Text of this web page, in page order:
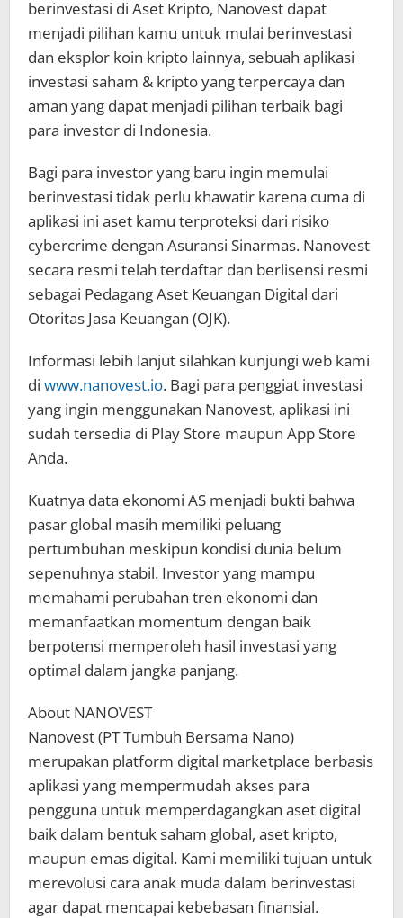
berinvestasi di Aset Kripto, Nanovest dapat
menjadi pilihan kamu untuk mulai berinvestasi
dan eksplor koin kripto lainnya, sebuah aplikasi
investasi saham & kripto yang terpercaya dan
aman yang dapat menjadi pilihan terbaik bagi
para investor di Indonesia.
Bagi para investor yang baru ingin memulai
berinvestasi tidak perlu khawatir karena cuma di
aplikasi ini aset kamu terproteksi dari risiko
cybercrime dengan Asuransi Sinarmas. Nanovest
secara resmi telah terdaftar dan berlisensi resmi
sebagai Pedagang Aset Keuangan Digital dari
Otoritas Jasa Keuangan (OJK).
Informasi lebih lanjut silahkan kunjungi web kami
di www.nanovest.io. Bagi para penggiat investasi
yang ingin menggunakan Nanovest, aplikasi ini
sudah tersedia di Play Store maupun App Store
Anda.
Kuatnya data ekonomi AS menjadi bukti bahwa
pasar global masih memiliki peluang
pertumbuhan meskipun kondisi dunia belum
sepenuhnya stabil. Investor yang mampu
memahami perubahan tren ekonomi dan
memanfaatkan momentum dengan baik
berpotensi memperoleh hasil investasi yang
optimal dalam jangka panjang.
About NANOVEST
Nanovest (PT Tumbuh Bersama Nano)
merupakan platform digital marketplace berbasis
aplikasi yang mempermudah akses para
pengguna untuk memperdagangkan aset digital
baik dalam bentuk saham global, aset kripto,
maupun emas digital. Kami memiliki tujuan untuk
merevolusi cara anak muda dalam berinvestasi
agar dapat mencapai kebebasan finansial.